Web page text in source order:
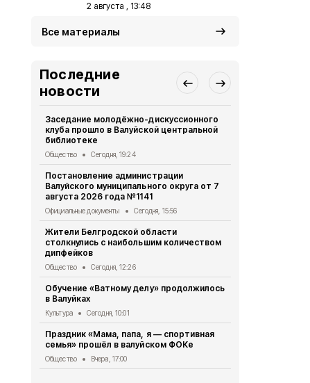
2 августа , 13:48
Все материалы
Последние
новости
Заседание молодёжно-дискуссионного
клуба прошло в Валуйской центральной
библиотеке
Общество Сегодня, 19:24
Постановление администрации
Валуйского муниципального округа от 7
августа 2026 года №1141
Официальные документы Сегодня, 15:56
Жители Белгродской области
столкнулись с наибольшим количеством
дипфейков
Общество Сегодня, 12:26
Обучение «Ватному делу» продолжилось
в Валуйках
Культура Сегодня, 10:01
Праздник «Мама, папа, я — спортивная
семья» прошёл в валуйском ФОКе
Общество Вчера, 17:00